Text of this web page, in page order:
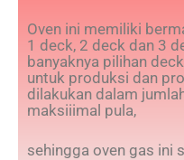
Oven ini memiliki
1 deck, 2 deck dan 3
banyaknya pilihan
untuk produksi dan
dilakukan dalam
maksiiimal pula,
sehingga oven gas ini